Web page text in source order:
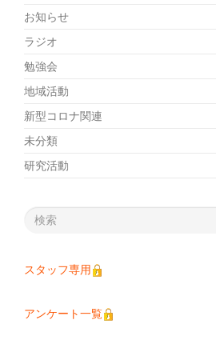
お知らせ
ラジオ
勉強会
地域活動
新型コロナ関連
未分類
研究活動
スタッフ専用
アンケート一覧